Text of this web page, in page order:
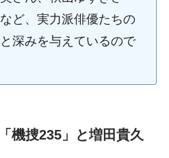
ど、実力派俳優たちの
深みを与えているので
機捜235」と増田貴久